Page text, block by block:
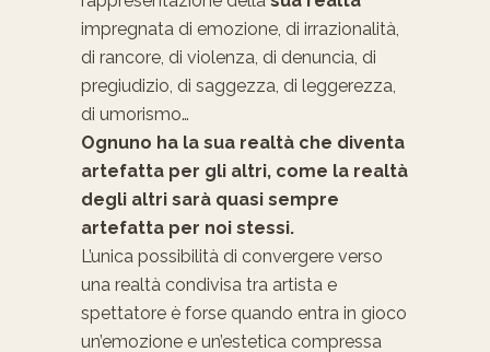
impregnata di emozione, di irrazionalità,
di rancore, di violenza, di denuncia, di
pregiudizio, di saggezza, di leggerezza,
di umorismo…
Ognuno ha la sua realtà che diventa
artefatta per gli altri, come la realtà
degli altri sarà quasi sempre
artefatta per noi stessi.
L’unica possibilità di convergere verso
una realtà condivisa tra artista e
spettatore è forse quando entra in gioco
un’emozione e un’estetica compressa